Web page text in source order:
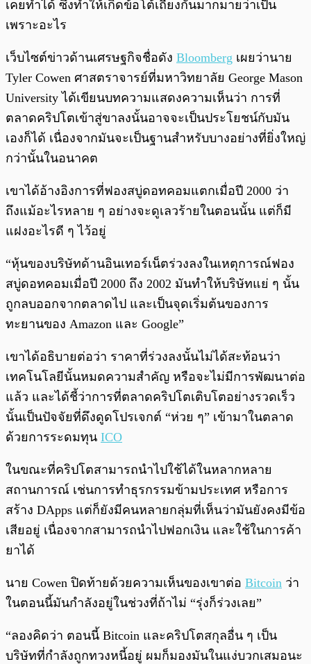
เคยทำได้ ซึ่งทำให้เกิดข้อโต้เถียงกันมากมายว่าเป็น
เพราะอะไร
เว็บไซต์ข่าวด้านเศรษฐกิจชื่อดัง Bloomberg เผยว่านาย
Tyler Cowen ศาสตราจารย์ที่มหาวิทยาลัย George Mason
University ได้เขียนบทความแสดงความเห็นว่า การที่
ตลาดคริปโตเข้าสู่ขาลงนั้นอาจจะเป็นประโยชน์กับมัน
เองก็ได้ เนื่องจากมันจะเป็นฐานสำหรับบางอย่างที่ยิ่งใหญ่
กว่านั้นในอนาคต
เขาได้อ้างอิงการที่ฟองสบู่ดอทคอมแตกเมื่อปี 2000 ว่า
ถึงแม้อะไรหลาย ๆ อย่างจะดูเลวร้ายในตอนนั้น แต่ก็มี
แฝงอะไรดี ๆ ไว้อยู่
“หุ้นของบริษัทด้านอินเทอร์เน็ตร่วงลงในเหตุการณ์ฟอง
สบู่ดอทคอมเมื่อปี 2000 ถึง 2002 มันทำให้บริษัทแย่ ๆ นั้น
ถูกลบออกจากตลาดไป และเป็นจุดเริ่มต้นของการ
ทะยานของ Amazon และ Google”
เขาได้อธิบายต่อว่า ราคาที่ร่วงลงนั้นไม่ได้สะท้อนว่า
เทคโนโลยีนั้นหมดความสำคัญ หรือจะไม่มีการพัฒนาต่อ
แล้ว และได้ชี้ว่าการที่ตลาดคริปโตเติบโตอย่างรวดเร็ว
นั้นเป็นปัจจัยที่ดึงดูดโปรเจกต์ “ห่วย ๆ” เข้ามาในตลาด
ด้วยการระดมทุน ICO
ในขณะที่คริปโตสามารถนำไปใช้ได้ในหลากหลาย
สถานการณ์ เช่นการทำธุรกรรมข้ามประเทศ หรือการ
สร้าง DApps แต่ก็ยังมีคนหลายกลุ่มที่เห็นว่ามันยังคงมีข้อ
เสียอยู่ เนื่องจากสามารถนำไปฟอกเงิน และใช้ในการค้า
ยาได้
นาย Cowen ปิดท้ายด้วยความเห็นของเขาต่อ Bitcoin ว่า
ในตอนนี้มันกำลังอยู่ในช่วงที่ถ้าไม่ “รุ่งก็ร่วงเลย”
“ลองคิดว่า ตอนนี้ Bitcoin และคริปโตสกุลอื่น ๆ เป็น
บริษัทที่กำลังถูกทวงหนี้อยู่ ผมก็มองมันในแง่บวกเสมอนะ